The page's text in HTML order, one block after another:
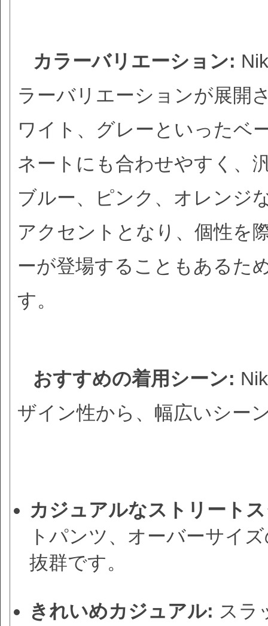
カラーバリエーション:
ラーバリエーションが展開
ワイト、グレーといったベ
ネートにも合わせやすく、
ブルー、ピンク、オレンジ
アクセントとなり、個性を
ーが登場することもあるた
す。
おすすめの着用シーン:
ザイン性から、幅広いシー
カジュアルなストリート
トパンツ、オーバーサイ
抜群です。
きれいめカジュアル: スラ